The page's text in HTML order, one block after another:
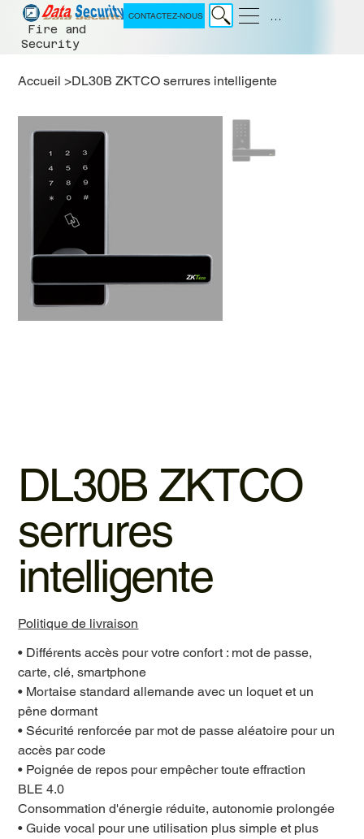
Fire and
Security
Menu
CONTACTEZ-NOUS
Accueil >DL30B ZKTCO serrures intelligente
DL30B ZKTCO
serrures
intelligente
Politique de livraison
• Différents accès pour votre confort : mot de passe,
carte, clé, smartphone
• Mortaise standard allemande avec un loquet et un
pêne dormant
• Sécurité renforcée par mot de passe aléatoire pour un
accès par code
• Poignée de repos pour empêcher toute effraction
BLE 4.0
Consommation d'énergie réduite, autonomie prolongée
• Guide vocal pour une utilisation plus simple et plus